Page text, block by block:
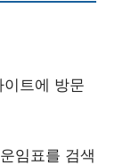
트에 방문
임표를 검색